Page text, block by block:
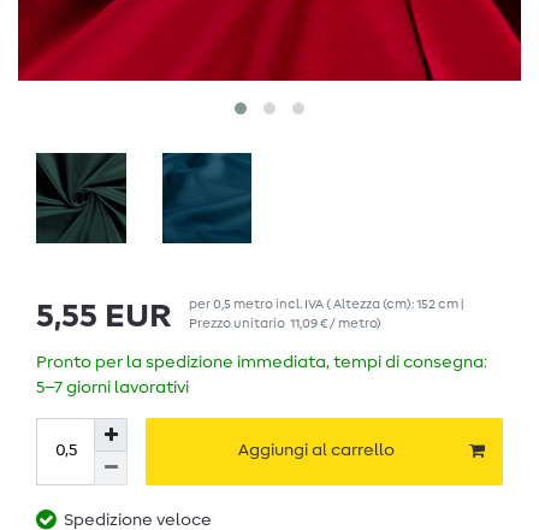
5,55 EUR per0,5 metroincl. IVA( Altezza (cm): 152 cm |
Prezzo unitario 11,09 € / metro)
Pronto per la spedizione immediata, tempi di consegna:
5–7 giorni lavorativi
Aggiungi al carrello
Spedizione veloce